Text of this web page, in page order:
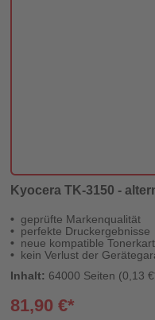
Kyocera TK-3150 -
geprüfte Markenqualität
perfekte Druckergebnisse
neue kompatible
kein Verlust der
Inhalt: 64000 Seiten (0,13
81,90 €*